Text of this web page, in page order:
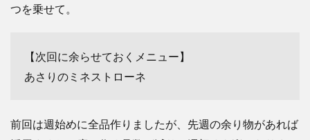
つを乗せて。
【次回に余らせておくメニュー】
あさりのミネストローネ
前回は週始めに全品作りましたが、先週の余り物があれば